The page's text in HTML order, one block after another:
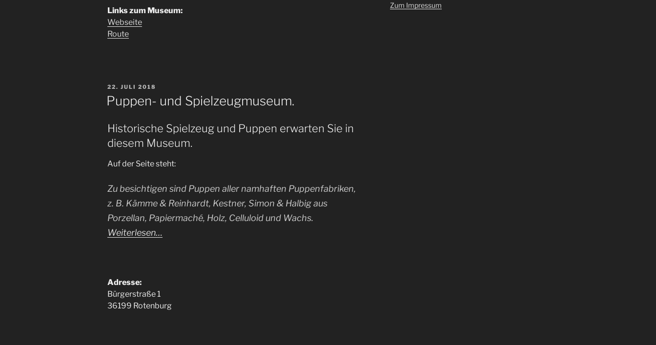
Links zum Museum:
Webseite
Route
VERÖFFENTLICHT
AM
22. JULI 2018
Puppen- und Spielzeugmuseum.
Historische Spielzeug und Puppen erwarten Sie in
diesem Museum.
Auf der Seite steht:
Zu besichtigen sind Puppen aller namhaften Puppenfabriken,
z. B. Kämme & Reinhardt, Kestner, Simon & Halbig aus
Porzellan, Papiermaché, Holz, Celluloid und Wachs.
Weiterlesen…
Adresse:
Bürgerstraße 1
36199 Rotenburg
Zum Impressum